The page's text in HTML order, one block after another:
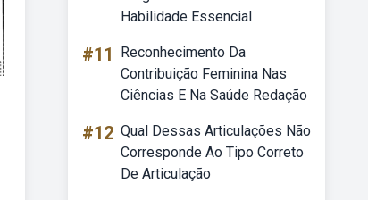
Habilidade Essencial
#11
Reconhecimento Da
Contribuição Feminina Nas
Ciências E Na Saúde Redação
#12 Qual Dessas Articulações Não
Corresponde Ao Tipo Correto
De Articulação